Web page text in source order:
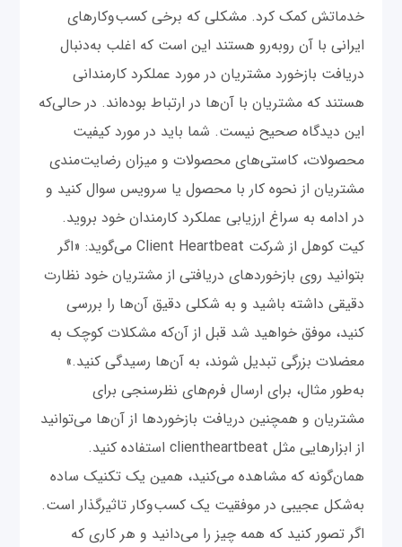
خدماتش کمک کرد. مشکلی که برخی کسب‌وکارهای
ایرانی با آن روبه‌رو هستند این است که اغلب به‌دنبال
دریافت بازخورد مشتریان در مورد عملکرد کارمندانی
هستند که مشتریان با آن‌ها در ارتباط بوده‌اند. در حالی‌که
این دیدگاه صحیح نیست. شما باید در مورد کیفیت
محصولات، کاستی‌های محصولات و میزان رضایت‌مندی
مشتریان از نحوه کار با محصول یا سرویس سوال کنید و
در ادامه به‌ سراغ ارزیابی عملکرد کارمندان خود بروید.
کیت کوهل از شرکت Client Heartbeat می‌گوید: «اگر
بتوانید روی بازخوردهای دریافتی از مشتریان خود نظارت
دقیقی داشته باشید و به شکلی دقیق آن‌ها را بررسی
کنید، موفق خواهید شد قبل از آن‌که مشکلات کوچک به
معضلات بزرگی تبدیل شوند، به آن‌ها رسیدگی کنید.»
به‌طور مثال، برای ارسال فرم‌های نظرسنجی برای
مشتریان و همچنین دریافت بازخوردها از آن‌ها می‌توانید
از ابزارهایی مثل clientheartbeat استفاده کنید.
همان‌گونه که مشاهده می‌کنید، همین یک تکنیک ساده
به‌شکل عجیبی در موفقیت یک کسب‌وکار تاثیرگذار است.
اگر تصور کنید که همه چیز را می‌دانید و هر کاری که